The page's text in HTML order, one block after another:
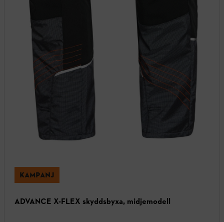
KAMPANJ
ADVANCE X-FLEX skyddsbyxa, midjemodell